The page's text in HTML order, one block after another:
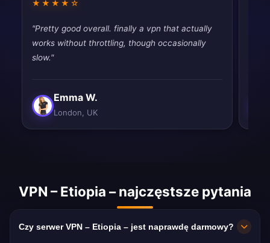
★★★★☆
"Pretty good overall. finally a vpn that actually
works without throttling, though occasionally
slow."
Emma W.
London, UK
VPN – Etiopia – najczęstsze pytania
Czy serwer VPN – Etiopia – jest naprawdę darmowy?